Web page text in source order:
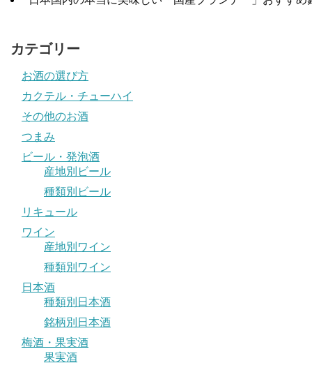
カテゴリー
お酒の選び方
カクテル・チューハイ
その他のお酒
つまみ
ビール・発泡酒
産地別ビール
種類別ビール
リキュール
ワイン
産地別ワイン
種類別ワイン
日本酒
種類別日本酒
銘柄別日本酒
梅酒・果実酒
果実酒